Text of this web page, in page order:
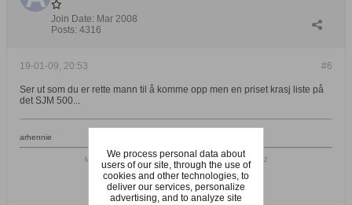
Join Date: Mar 2008
Posts: 4316
#6
19-01-09, 20:53
Ser ut som du er rette mann til å komme opp men en priset krasj liste på
det SJM 500...
arhennie
MA Whiplash 90N, Beam 600 Avantgarde,
Synergy N9, Raptor 50 V2
http://hadelandmfk.no/
www.henniehobby.no/arne
We process personal data about
users of our site, through the use of
cookies and other technologies, to
deliver our services, personalize
advertising, and to analyze site